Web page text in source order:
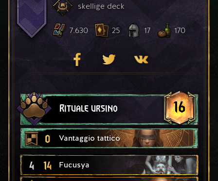
skellige deck
7.630 25 17 170
Rituale ursino 16
0 Vantaggio tattico
4 14 Fucusya